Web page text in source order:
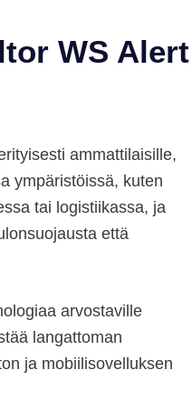
WS Alert
ammattilaisille,
ympäristöissä, kuten
tai logistiikassa, ja
että
arvostaville
langattoman
ja mobiilisovelluksen